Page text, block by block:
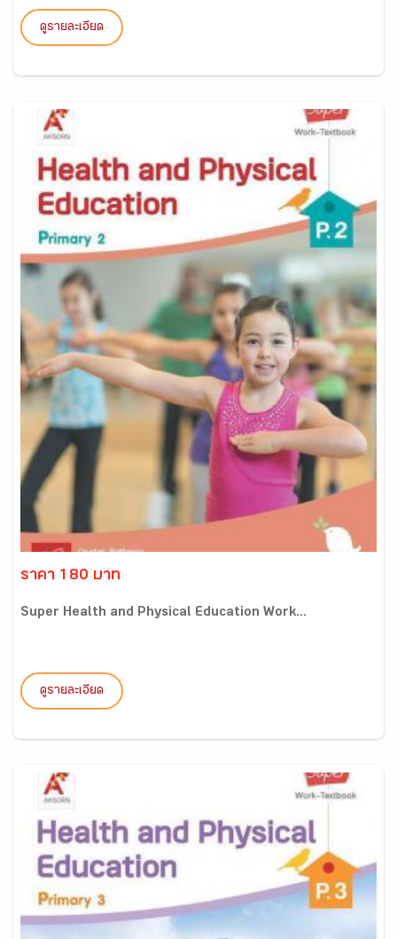
ดูรายละเอียด
ราคา 180 บาท
Super Health and Physical Education Work...
ดูรายละเอียด